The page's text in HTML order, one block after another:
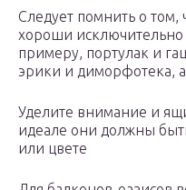
Следует помнить о том,
хороши исключительно
примеру, портулак и
эрики и диморфотека,
Уделите внимание и
идеале они должны
или цвете